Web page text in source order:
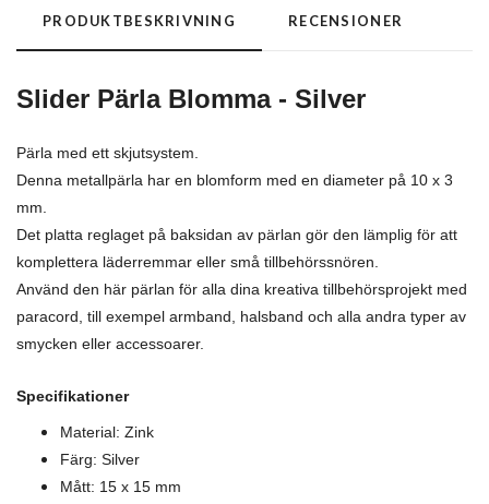
PRODUKTBESKRIVNING RECENSIONER
Slider Pärla Blomma - Silver
Pärla med ett skjutsystem.
Denna metallpärla har en blomform med en diameter på 10 x 3
mm.
Det platta reglaget på baksidan av pärlan gör den lämplig för att
komplettera läderremmar eller små tillbehörssnören.
Använd den här pärlan för alla dina kreativa tillbehörsprojekt med
paracord, till exempel armband, halsband och alla andra typer av
smycken eller accessoarer.
Specifikationer
Material: Zink
Färg: Silver
Mått: 15 x 15 mm